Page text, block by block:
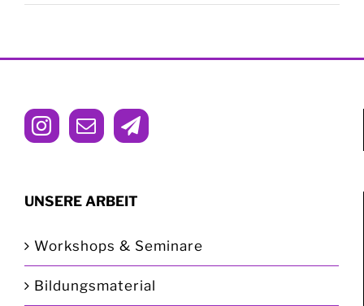
UNSERE ARBEIT
Workshops & Seminare
Bildungsmaterial